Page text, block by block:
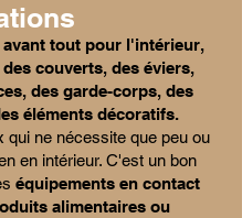
avant tout pour l'intérieur,
couverts, des éviers,
des garde-corps, des
éléments décoratifs.
qui ne nécessite que peu ou
en intérieur. C'est un bon
équipements en contact
alimentaires ou